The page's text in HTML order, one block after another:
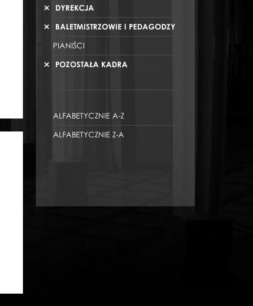
DYREKCJA
BALETMISTRZOWIE I PEDAGODZY
PIANIŚCI
POZOSTAŁA KADRA
ALFABETYCZNIE A-Z
ALFABETYCZNIE Z-A